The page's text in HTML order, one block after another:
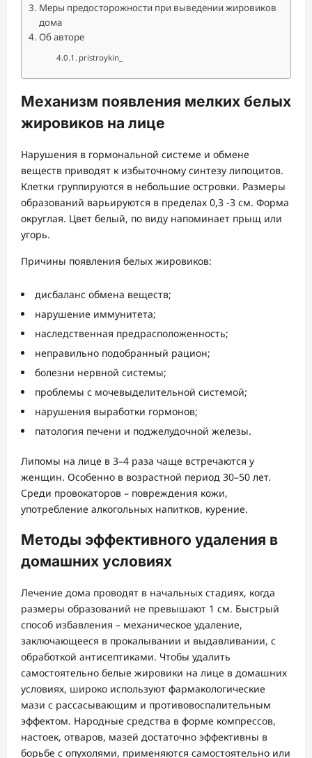
Меры предосторожности при выведении жировиков
дома
Об авторе
pristroykin_
Механизм появления мелких белых
жировиков на лице
Нарушения в гормональной системе и обмене
веществ приводят к избыточному синтезу липоцитов.
Клетки группируются в небольшие островки. Размеры
образований варьируются в пределах 0,3 -3 см. Форма
округлая. Цвет белый, по виду напоминает прыщ или
угорь.
Причины появления белых жировиков:
дисбаланс обмена веществ;
нарушение иммунитета;
наследственная предрасположенность;
неправильно подобранный рацион;
болезни нервной системы;
проблемы с мочевыделительной системой;
нарушения выработки гормонов;
патология печени и поджелудочной железы.
Липомы на лице в 3–4 раза чаще встречаются у
женщин. Особенно в возрастной период 30–50 лет.
Среди провокаторов – повреждения кожи,
употребление алкогольных напитков, курение.
Методы эффективного удаления в
домашних условиях
Лечение дома проводят в начальных стадиях, когда
размеры образований не превышают 1 см. Быстрый
способ избавления – механическое удаление,
заключающееся в прокалывании и выдавливании, с
обработкой антисептиками. Чтобы удалить
самостоятельно белые жировики на лице в домашних
условиях, широко используют фармакологические
мази с рассасывающим и противовоспалительным
эффектом. Народные средства в форме компрессов,
настоек, отваров, мазей достаточно эффективны в
борьбе с опухолями, применяются самостоятельно или